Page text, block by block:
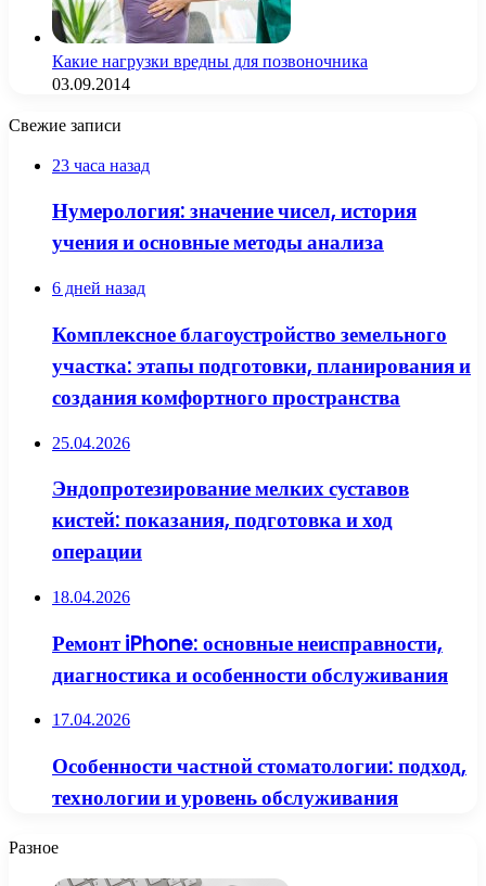
Какие нагрузки вредны для позвоночника
03.09.2014
Свежие записи
23 часа назад
Нумерология: значение чисел, история
учения и основные методы анализа
6 дней назад
Комплексное благоустройство земельного
участка: этапы подготовки, планирования и
создания комфортного пространства
25.04.2026
Эндопротезирование мелких суставов
кистей: показания, подготовка и ход
операции
18.04.2026
Ремонт iPhone: основные неисправности,
диагностика и особенности обслуживания
17.04.2026
Особенности частной стоматологии: подход,
технологии и уровень обслуживания
Разное